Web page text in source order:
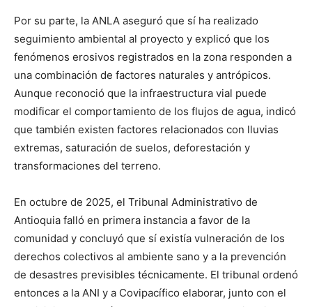
Por su parte, la ANLA aseguró que sí ha realizado
seguimiento ambiental al proyecto y explicó que los
fenómenos erosivos registrados en la zona responden a
una combinación de factores naturales y antrópicos.
Aunque reconoció que la infraestructura vial puede
modificar el comportamiento de los flujos de agua, indicó
que también existen factores relacionados con lluvias
extremas, saturación de suelos, deforestación y
transformaciones del terreno.
En octubre de 2025, el Tribunal Administrativo de
Antioquia falló en primera instancia a favor de la
comunidad y concluyó que sí existía vulneración de los
derechos colectivos al ambiente sano y a la prevención
de desastres previsibles técnicamente. El tribunal ordenó
entonces a la ANI y a Covipacífico elaborar, junto con el